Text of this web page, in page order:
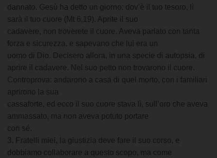
dannato. Gesù ha detto un giorno: dov’è il tuo tesoro, lì
sarà il tuo cuore (Mt 6,19). Aprite il suo
cadavere, non troverete il cuore. Aveva parlato con tanta
forza e sicurezza, e sapevano che lui era un
uomo di Dio. Decisero allora, in una specie di autopsia, di
aprire il cadavere. Nel suo petto non trovarono il cuore.
Controprova: andarono a casa di quel morto, con i familiari
aprirono la sua
cassaforte, ed ecco il suo cuore stava lì, sull’oro che aveva
ammassato, ma non aveva potuto portare
con sé.
3. Fratelli miei, la giustizia deve fare il suo corso, e
dobbiamo collaborare a questo scopo, ma come